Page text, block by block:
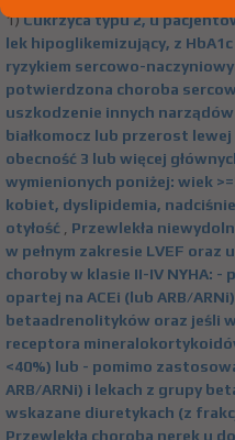
1)Cukrzyca typu 2, u
lek hipoglikemizujący, z
ryzykiem sercowo-
potwierdzona choroba
uszkodzenie innych
białkomocz lub przerost
obecność 3 lub więcej
wymienionych poniżej: wiek
kobiet, dyslipidemia,
otyłość , Przewlekła
w pełnym zakresie LVEF oraz
choroby w klasie II-IV NYHA:
opartej na ACEi (lub ARB/
betaadrenolityków oraz jeśli
receptora
<40%) lub - pomimo
ARB/ARNi) i lekach z grupy
wskazane diuretykach (z
Przewlekła choroba nerek u